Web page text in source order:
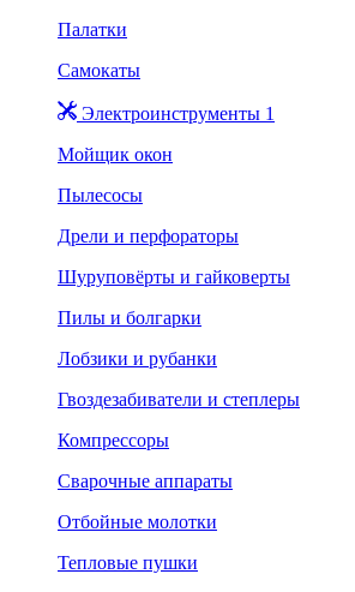
Палатки
Самокаты
Электроинструменты 1
Мойщик окон
Пылесосы
Дрели и перфораторы
Шуруповёрты и гайковерты
Пилы и болгарки
Лобзики и рубанки
Гвоздезабиватели и степлеры
Компрессоры
Сварочные аппараты
Отбойные молотки
Тепловые пушки